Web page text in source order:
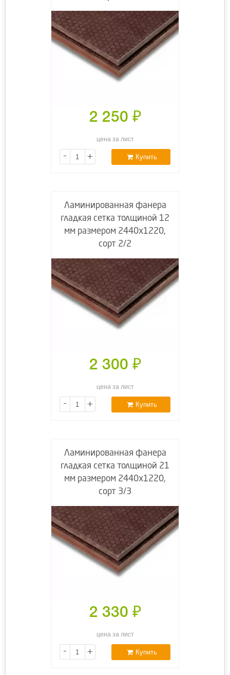
2 250 ₽
цена за лист
- + Купить
Ламинированная фанера
гладкая сетка толщиной 12
мм размером 2440х1220,
сорт 2/2
2 300 ₽
цена за лист
- + Купить
Ламинированная фанера
гладкая сетка толщиной 21
мм размером 2440х1220,
сорт 3/3
2 330 ₽
цена за лист
- + Купить